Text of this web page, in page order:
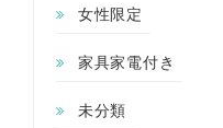
女性限定
家具家電付き
未分類